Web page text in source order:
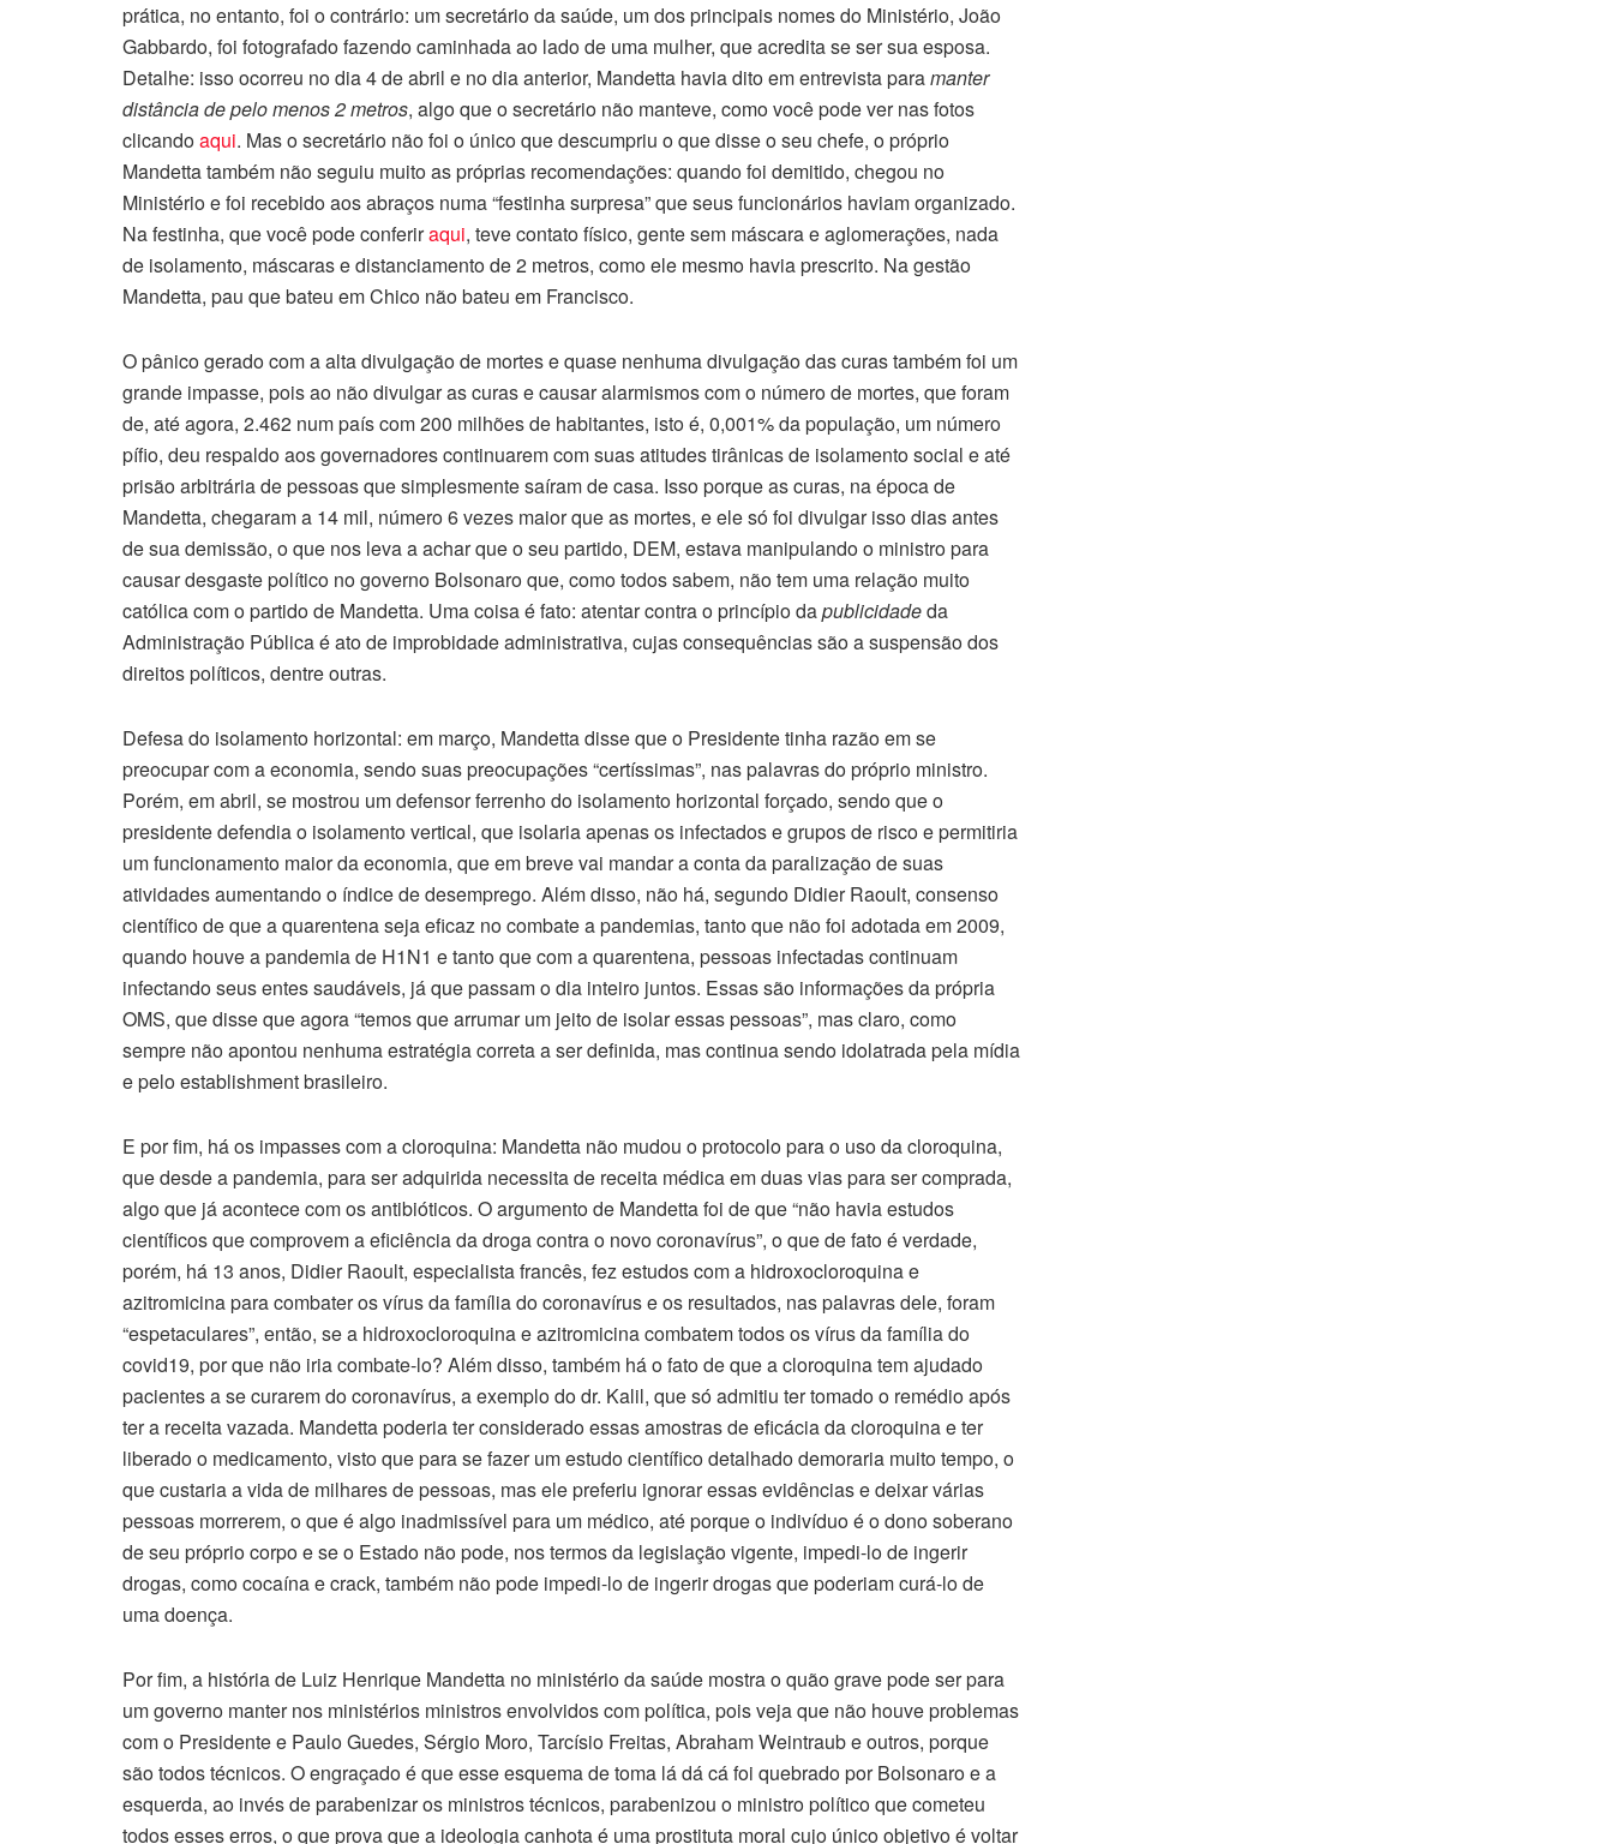
prática, no entanto, foi o contrário: um secretário da saúde, um dos principais nomes do Ministério, João
Gabbardo, foi fotografado fazendo caminhada ao lado de uma mulher, que acredita se ser sua esposa.
Detalhe: isso ocorreu no dia 4 de abril e no dia anterior, Mandetta havia dito em entrevista paramanter
distância de pelo menos 2 metros, algo que o secretário não manteve, como você pode ver nas fotos
clicandoaqui. Mas o secretário não foi o único que descumpriu o que disse o seu chefe, o próprio
Mandetta também não seguiu muito as próprias recomendações: quando foi demitido, chegou no
Ministério e foi recebido aos abraços numa “festinha surpresa” que seus funcionários haviam organizado.
Na festinha, que você pode conferiraqui, teve contato físico, gente sem máscara e aglomerações, nada
de isolamento, máscaras e distanciamento de 2 metros, como ele mesmo havia prescrito. Na gestão
Mandetta, pau que bateu em Chico não bateu em Francisco.
O pânico gerado com a alta divulgação de mortes e quase nenhuma divulgação das curas também foi um
grande impasse, pois ao não divulgar as curas e causar alarmismos com o número de mortes, que foram
de, até agora, 2.462 num país com 200 milhões de habitantes, isto é, 0,001% da população, um número
pífio, deu respaldo aos governadores continuarem com suas atitudes tirânicas de isolamento social e até
prisão arbitrária de pessoas que simplesmente saíram de casa. Isso porque as curas, na época de
Mandetta, chegaram a 14 mil, número 6 vezes maior que as mortes, e ele só foi divulgar isso dias antes
de sua demissão, o que nos leva a achar que o seu partido, DEM, estava manipulando o ministro para
causar desgaste político no governo Bolsonaro que, como todos sabem, não tem uma relação muito
católica com o partido de Mandetta. Uma coisa é fato: atentar contra o princípio dapublicidadeda
Administração Pública é ato de improbidade administrativa, cujas consequências são a suspensão dos
direitos políticos, dentre outras.
Defesa do isolamento horizontal: em março, Mandetta disse que o Presidente tinha razão em se
preocupar com a economia, sendo suas preocupações “certíssimas”, nas palavras do próprio ministro.
Porém, em abril, se mostrou um defensor ferrenho do isolamento horizontal forçado, sendo que o
presidente defendia o isolamento vertical, que isolaria apenas os infectados e grupos de risco e permitiria
um funcionamento maior da economia, que em breve vai mandar a conta da paralização de suas
atividades aumentando o índice de desemprego. Além disso, não há, segundo Didier Raoult, consenso
científico de que a quarentena seja eficaz no combate a pandemias, tanto que não foi adotada em 2009,
quando houve a pandemia de H1N1 e tanto que com a quarentena, pessoas infectadas continuam
infectando seus entes saudáveis, já que passam o dia inteiro juntos. Essas são informações da própria
OMS, que disse que agora “temos que arrumar um jeito de isolar essas pessoas”, mas claro, como
sempre não apontou nenhuma estratégia correta a ser definida, mas continua sendo idolatrada pela mídia
e pelo establishment brasileiro.
E por fim, há os impasses com a cloroquina: Mandetta não mudou o protocolo para o uso da cloroquina,
que desde a pandemia, para ser adquirida necessita de receita médica em duas vias para ser comprada,
algo que já acontece com os antibióticos. O argumento de Mandetta foi de que “não havia estudos
científicos que comprovem a eficiência da droga contra o novo coronavírus”, o que de fato é verdade,
porém, há 13 anos, Didier Raoult, especialista francês, fez estudos com a hidroxocloroquina e
azitromicina para combater os vírus da família do coronavírus e os resultados, nas palavras dele, foram
“espetaculares”, então, se a hidroxocloroquina e azitromicina combatem todos os vírus da família do
covid19, por que não iria combate-lo? Além disso, também há o fato de que a cloroquina tem ajudado
pacientes a se curarem do coronavírus, a exemplo do dr. Kalil, que só admitiu ter tomado o remédio após
ter a receita vazada. Mandetta poderia ter considerado essas amostras de eficácia da cloroquina e ter
liberado o medicamento, visto que para se fazer um estudo científico detalhado demoraria muito tempo, o
que custaria a vida de milhares de pessoas, mas ele preferiu ignorar essas evidências e deixar várias
pessoas morrerem, o que é algo inadmissível para um médico, até porque o indivíduo é o dono soberano
de seu próprio corpo e se o Estado não pode, nos termos da legislação vigente, impedi-lo de ingerir
drogas, como cocaína e crack, também não pode impedi-lo de ingerir drogas que poderiam curá-lo de
uma doença.
Por fim, a história de Luiz Henrique Mandetta no ministério da saúde mostra o quão grave pode ser para
um governo manter nos ministérios ministros envolvidos com política, pois veja que não houve problemas
com o Presidente e Paulo Guedes, Sérgio Moro, Tarcísio Freitas, Abraham Weintraub e outros, porque
são todos técnicos. O engraçado é que esse esquema de toma lá dá cá foi quebrado por Bolsonaro e a
esquerda, ao invés de parabenizar os ministros técnicos, parabenizou o ministro político que cometeu
todos esses erros, o que prova que a ideologia canhota é uma prostituta moral cujo único objetivo é voltar